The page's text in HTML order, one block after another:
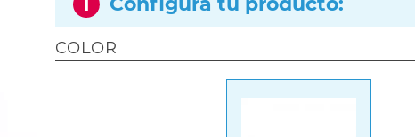
COLOR